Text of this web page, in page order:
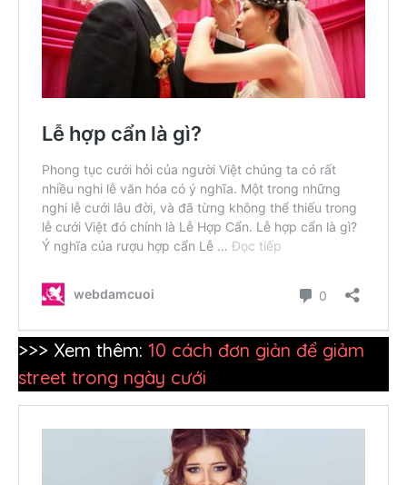
>>> Xem thêm: 10 cách đơn giản để giảm
street trong ngày cưới